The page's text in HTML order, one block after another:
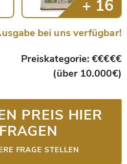
bei uns verfügbar!
Preiskategorie: €€€€€
(über 10.000€)
PREIS HIER
FRAGE STELLEN